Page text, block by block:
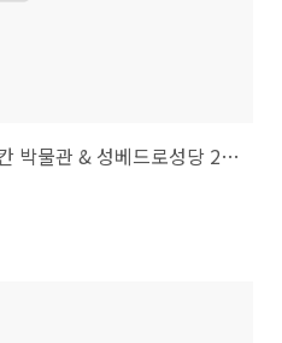
처음 가는 유럽이야기 - 바티칸 박물관 & 성베드로성당 2007/09/10